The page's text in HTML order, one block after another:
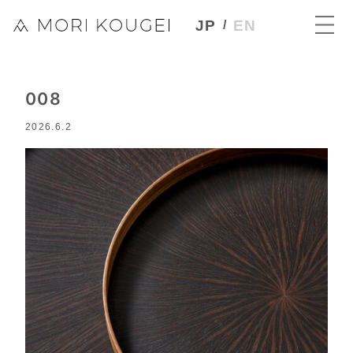
JP EN
008
2026.6.2